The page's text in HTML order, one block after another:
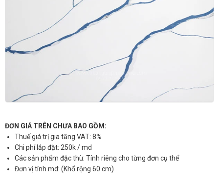
ĐƠN GIÁ TRÊN CHƯA BAO GỒM:
Thuế giá trị gia tăng VAT: 8%
Chi phí lắp đặt: 250k / md
Các sản phẩm đặc thù: Tính riêng cho từng đơn cụ thể
Đơn vị tính md: (Khổ rộng 60 cm)